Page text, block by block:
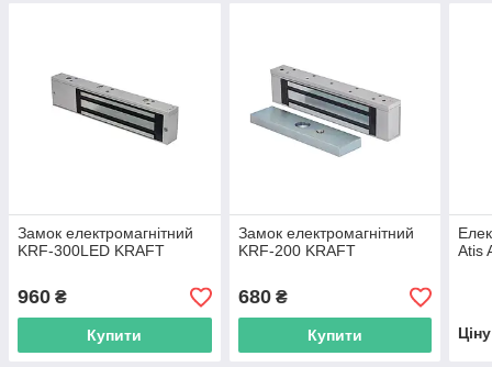
Замок електромагнітний
KRF-300LED KRAFT
960 ₴
Купити
Замок електромагнітний
KRF-200 KRAFT
680₴
Купити
Atis